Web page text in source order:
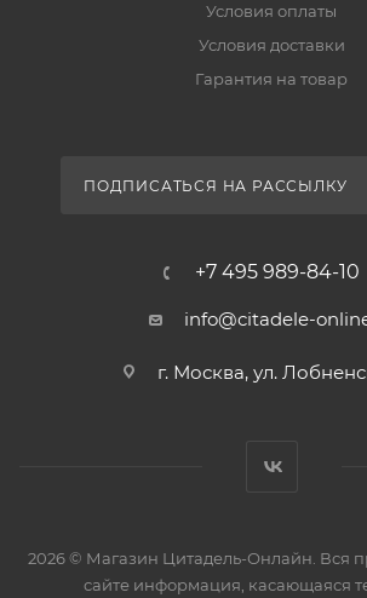
Условия оплаты
Условия доставки
Гарантия на товар
ПОДПИСАТЬСЯ НА РАССЫЛКУ
+7 495 989-84-10
info@citadele-
г. Москва, ул.
2026 © Магазин Цитадель-Онлайн. Вся
сайте информация, касающаяся